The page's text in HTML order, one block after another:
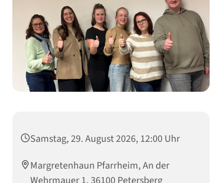
Samstag, 29. August 2026, 12:00 Uhr
Margretenhaun Pfarrheim, An der